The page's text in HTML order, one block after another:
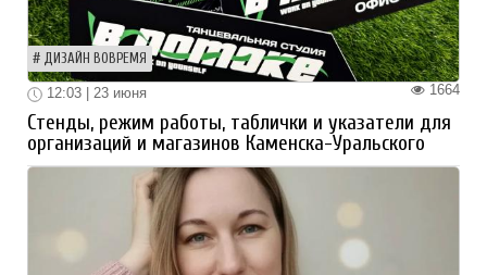
ДИЗАЙН ВОВРЕМЯ
1664
12:03 | 23 июня
Стенды, режим работы, таблички и указатели для
организаций и магазинов Каменска-Уральского